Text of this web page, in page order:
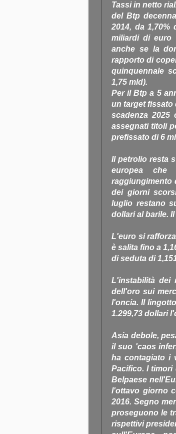
Tassi in netto
del Btp
2014, da 1,70%
miliardi di euro
anche se la
rapporto di
quinquennale
1,75 mld).
Per il Btp a 5
un target fissato
scadenza
assegnati titoli
prefissato di 6
Il petrolio resta
europea che
raggiungimento
dei giorni
luglio restano
dollari al barile.
L'euro si
è salita fino a
di seduta di
L'instabilità dei
dell'oro sui
l'oncia. Il
1.299,73 dollari
Asia debole,
il suo 'caos
ha contagiato i
Pacifico. I timori
Belpaese
l'ottavo giorno
2016. Segno
proseguono le
rispettivi